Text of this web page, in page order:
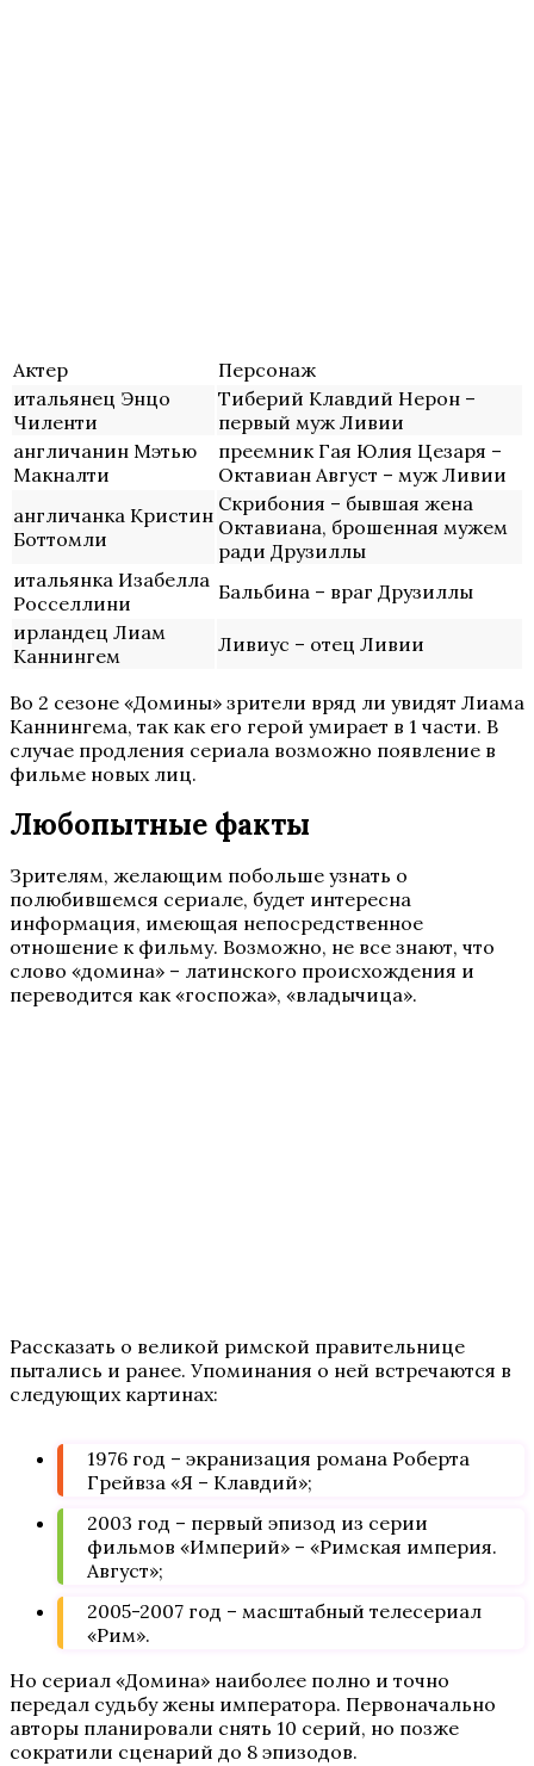
Актер
Персонаж
итальянец Энцо
Чиленти
Тиберий Клавдий Нерон –
первый муж Ливии
англичанин Мэтью
Макналти
преемник Гая Юлия Цезаря –
Октавиан Август – муж Ливии
англичанка Кристин
Боттомли
Скрибония – бывшая жена
Октавиана, брошенная мужем
ради Друзиллы
итальянка Изабелла
Росселлини
Бальбина – враг Друзиллы
ирландец Лиам
Каннингем
Ливиус – отец Ливии
Во 2 сезоне «Домины» зрители вряд ли увидят Лиама
Каннингема, так как его герой умирает в 1 части. В
случае продления сериала возможно появление в
фильме новых лиц.
Любопытные факты
Зрителям, желающим побольше узнать о
полюбившемся сериале, будет интересна
информация, имеющая непосредственное
отношение к фильму. Возможно, не все знают, что
слово «домина» – латинского происхождения и
переводится как «госпожа», «владычица».
Рассказать о великой римской правительнице
пытались и ранее. Упоминания о ней встречаются в
следующих картинах:
1976 год – экранизация романа Роберта
Грейвза «Я – Клавдий»;
2003 год – первый эпизод из серии
фильмов «Империй» – «Римская империя.
Август»;
2005-2007 год – масштабный телесериал
«Рим».
Но сериал «Домина» наиболее полно и точно
передал судьбу жены императора. Первоначально
авторы планировали снять 10 серий, но позже
сократили сценарий до 8 эпизодов.